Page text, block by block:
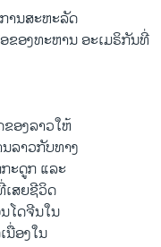
ານສະຫະລັດ
ຂອງທະຫານ ອະເມຣິກັນທີ່
ອງລາວໃຫ້
ລາວກັບທາງ
ະດູກ ແລະ
ເສຍຊີວິດ
ໂດຈີນໃນ
ນື່ອງໃນ